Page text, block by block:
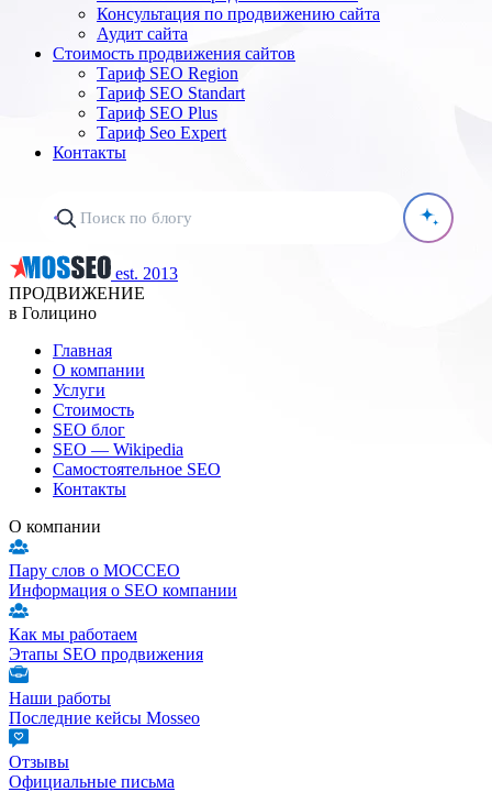
Консультация по продвижению сайта
Аудит сайта
Стоимость продвижения сайтов
Тариф SEO Region
Тариф SEO Standart
Тариф SEO Plus
Тариф Seo Expert
Контакты
est. 2013
ПРОДВИЖЕНИЕ
в Голицино
Главная
О компании
Услуги
Стоимость
SEO блог
SEO — Wikipedia
Самостоятельное SEO
Контакты
О компании
Пару слов о МОССЕО
Информация о SEO компании
Как мы работаем
Этапы SEO продвижения
Наши работы
Последние кейсы Mosseo
Отзывы
Официальные письма